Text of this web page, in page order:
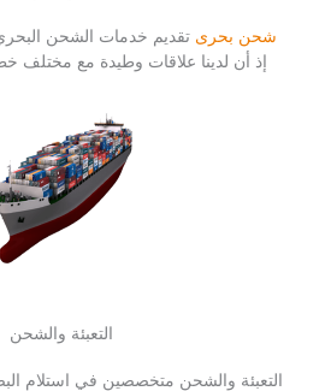
شحن بحرى تقديم خدمات الشحن البحري
إذ أن لدينا علاقات وطيدة مع مختلف
التعبئة والشحن
التعبئة والشحن متخصصين في استلام